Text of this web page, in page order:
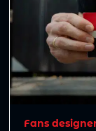
Fans